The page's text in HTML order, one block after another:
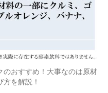
のおすすめ！大事なのは原材
を解説！